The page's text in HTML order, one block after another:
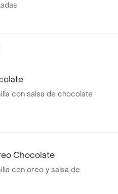
con salsa de chocolate
Chocolate
con oreo y salsa de